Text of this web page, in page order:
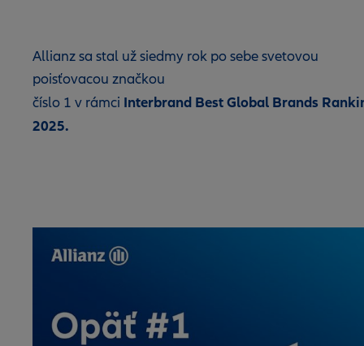
Allianz sa stal už siedmy rok po sebe svetovou
poisťovacou značkou
číslo 1 v rámci Interbrand Best Global Brands
2025.